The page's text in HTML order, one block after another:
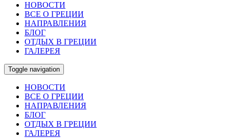
НОВОСТИ
ВСЕ О ГРЕЦИИ
НАПРАВЛЕНИЯ
БЛОГ
ОТДЫХ В ГРЕЦИИ
ГАЛЕРЕЯ
Toggle navigation
НОВОСТИ
ВСЕ О ГРЕЦИИ
НАПРАВЛЕНИЯ
БЛОГ
ОТДЫХ В ГРЕЦИИ
ГАЛЕРЕЯ